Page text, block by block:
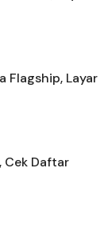
Flagship, Layar
Cek Daftar